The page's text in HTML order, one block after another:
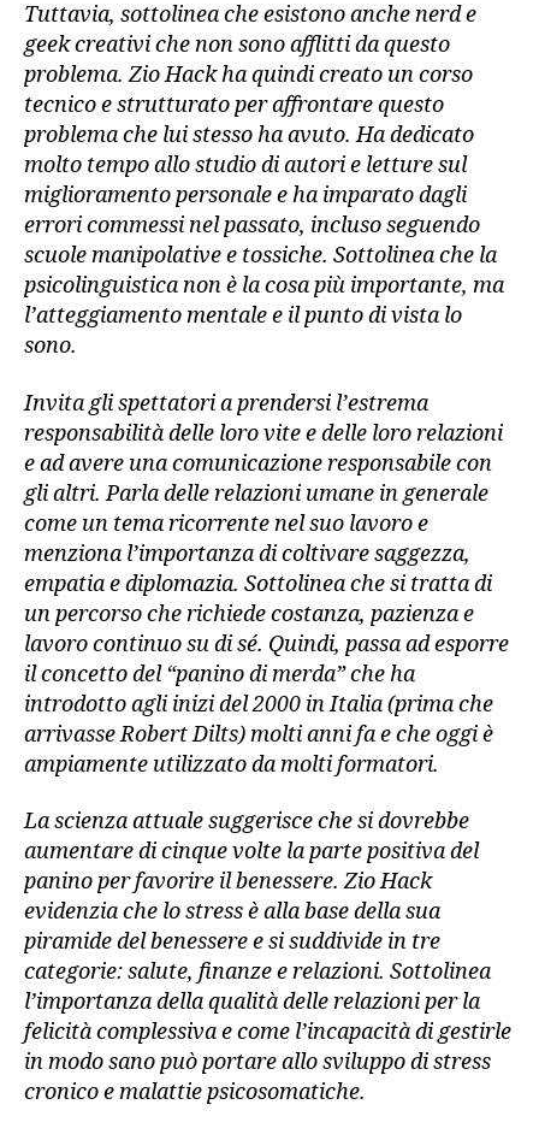
Tuttavia, sottolinea che esistono anche nerd e
geek creativi che non sono afflitti da questo
problema. Zio Hack ha quindi creato un corso
tecnico e strutturato per affrontare questo
problema che lui stesso ha avuto. Ha dedicato
molto tempo allo studio di autori e letture sul
miglioramento personale e ha imparato dagli
errori commessi nel passato, incluso seguendo
scuole manipolative e tossiche. Sottolinea che la
psicolinguistica non è la cosa più importante, ma
l’atteggiamento mentale e il punto di vista lo
sono.
Invita gli spettatori a prendersi l’estrema
responsabilità delle loro vite e delle loro relazioni
e ad avere una comunicazione responsabile con
gli altri. Parla delle relazioni umane in generale
come un tema ricorrente nel suo lavoro e
menziona l’importanza di coltivare saggezza,
empatia e diplomazia. Sottolinea che si tratta di
un percorso che richiede costanza, pazienza e
lavoro continuo su di sé. Quindi, passa ad esporre
il concetto del “panino di merda” che ha
introdotto agli inizi del 2000 in Italia (prima che
arrivasse Robert Dilts) molti anni fa e che oggi è
ampiamente utilizzato da molti formatori.
La scienza attuale suggerisce che si dovrebbe
aumentare di cinque volte la parte positiva del
panino per favorire il benessere. Zio Hack
evidenzia che lo stress è alla base della sua
piramide del benessere e si suddivide in tre
categorie: salute, finanze e relazioni. Sottolinea
l’importanza della qualità delle relazioni per la
felicità complessiva e come l’incapacità di gestirle
in modo sano può portare allo sviluppo di stress
cronico e malattie psicosomatiche.